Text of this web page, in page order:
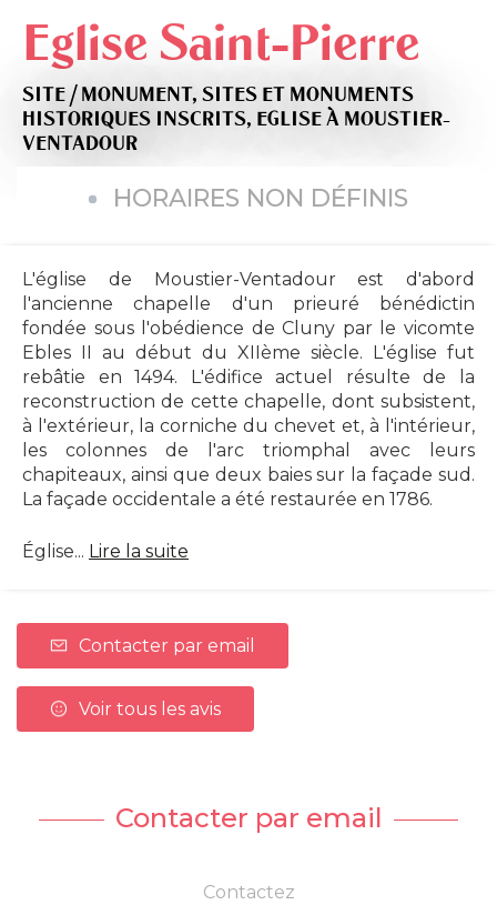
Eglise Saint-Pierre
SITE / MONUMENT, SITES ET MONUMENTS
HISTORIQUES INSCRITS, EGLISE À MOUSTIER-
VENTADOUR
HORAIRES NON DÉFINIS
L'église de Moustier-Ventadour est d'abord
l'ancienne chapelle d'un prieuré bénédictin
fondée sous l'obédience de Cluny par le vicomte
Ebles II au début du XIIème siècle. L'église fut
rebâtie en 1494. L'édifice actuel résulte de la
reconstruction de cette chapelle, dont subsistent,
à l'extérieur, la corniche du chevet et, à l'intérieur,
les colonnes de l'arc triomphal avec leurs
chapiteaux, ainsi que deux baies sur la façade sud.
La façade occidentale a été restaurée en 1786.
Église... Lire la suite
Contacter par email
Voir tous les avis
Contacter par email
Contactez